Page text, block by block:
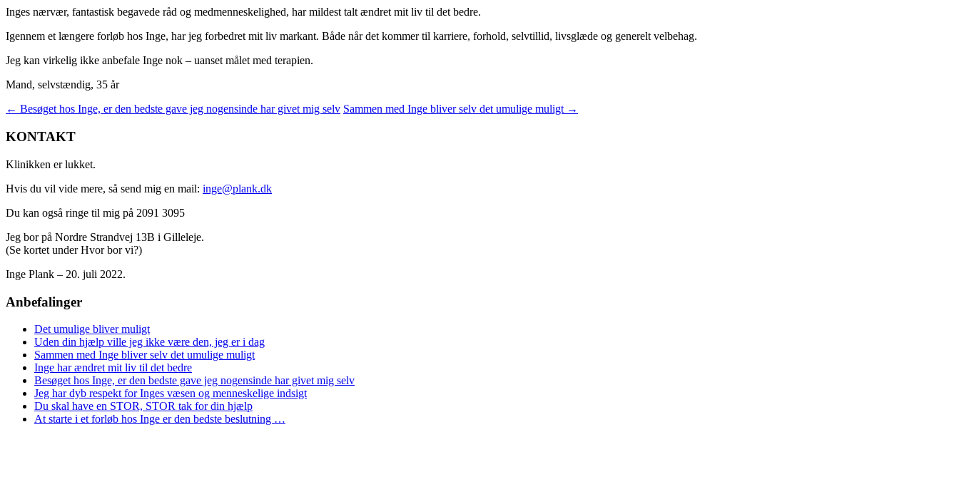
Inges nærvær, fantastisk begavede råd og medmenneskelighed, har mildest talt ændret mit liv til det bedre.
Igennem et længere forløb hos Inge, har jeg forbedret mit liv markant. Både når det kommer til karriere, forhold, selvtillid, livsglæde og generelt velbehag.
Jeg kan virkelig ikke anbefale Inge nok – uanset målet med terapien.
Mand, selvstændig, 35 år
Indlæg
navigation
← Besøget hos Inge, er den bedste gave jeg nogensinde har givet mig selv Sammen med Inge bliver selv det umulige muligt →
KONTAKT
Klinikken er lukket.
Hvis du vil vide mere, så send mig en mail: inge@plank.dk
Du kan også ringe til mig på 2091 3095
Jeg bor på Nordre Strandvej 13B i Gilleleje.
(Se kortet under Hvor bor vi?)
Inge Plank – 20. juli 2022.
Anbefalinger
Det umulige bliver muligt
Uden din hjælp ville jeg ikke være den, jeg er i dag
Sammen med Inge bliver selv det umulige muligt
Inge har ændret mit liv til det bedre
Besøget hos Inge, er den bedste gave jeg nogensinde har givet mig selv
Jeg har dyb respekt for Inges væsen og menneskelige indsigt
Du skal have en STOR, STOR tak for din hjælp
At starte i et forløb hos Inge er den bedste beslutning …